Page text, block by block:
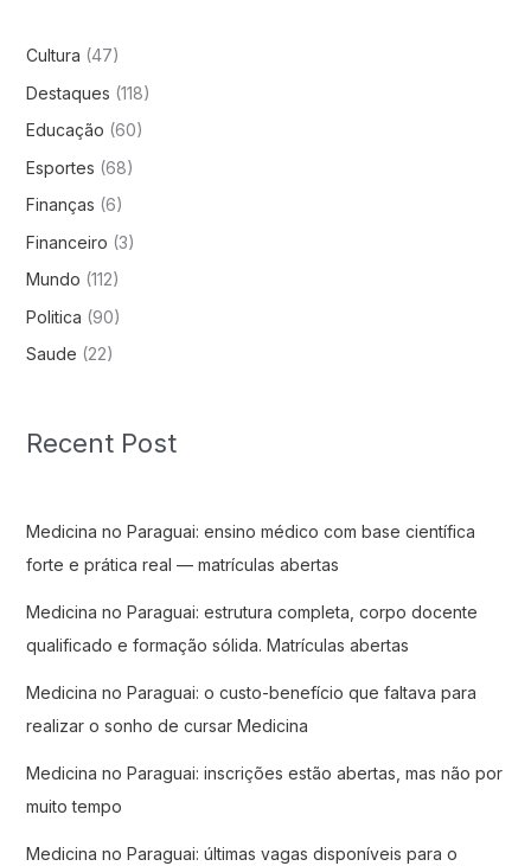
Cultura (47)
Destaques (118)
Educação (60)
Esportes (68)
Finanças (6)
Financeiro (3)
Mundo (112)
Politica (90)
Saude (22)
Recent Post
Medicina no Paraguai: ensino médico com base científica
forte e prática real — matrículas abertas
Medicina no Paraguai: estrutura completa, corpo docente
qualificado e formação sólida. Matrículas abertas
Medicina no Paraguai: o custo-benefício que faltava para
realizar o sonho de cursar Medicina
Medicina no Paraguai: inscrições estão abertas, mas não por
muito tempo
Medicina no Paraguai: últimas vagas disponíveis para o